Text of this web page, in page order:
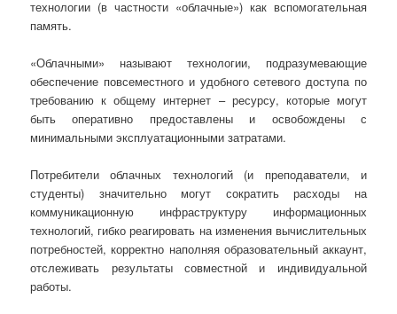
технологии (в частности «облачные») как вспомогательная
память.
«Облачными» называют технологии, подразумевающие
обеспечение повсеместного и удобного сетевого доступа по
требованию к общему интернет – ресурсу, которые могут
быть оперативно предоставлены и освобождены с
минимальными эксплуатационными затратами.
Потребители облачных технологий (и преподаватели, и
студенты) значительно могут сократить расходы на
коммуникационную инфраструктуру информационных
технологий, гибко реагировать на изменения вычислительных
потребностей, корректно наполняя образовательный аккаунт,
отслеживать результаты совместной и индивидуальной
работы.